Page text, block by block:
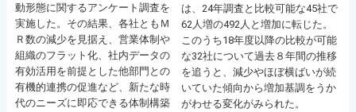
動形態に関するアンケート調査を
実施した。その結果、各社ともＭ
Ｒ数の減少を見据え、営業体制や
組織のフラット化、社内データの
有効活用を前提とした他部門との
有機的連携の促進など、新たな時
代のニーズに即応できる体制構築
は、24年調査と比較可能な45社で
62人増の492人と増加に転じた。
このうち18年度以降の比較が可能
な32社について過去８年間の推移
を追うと、減少やほぼ横ばいが続
いていた傾向から増加基調をうか
がわせる変化がみられた。